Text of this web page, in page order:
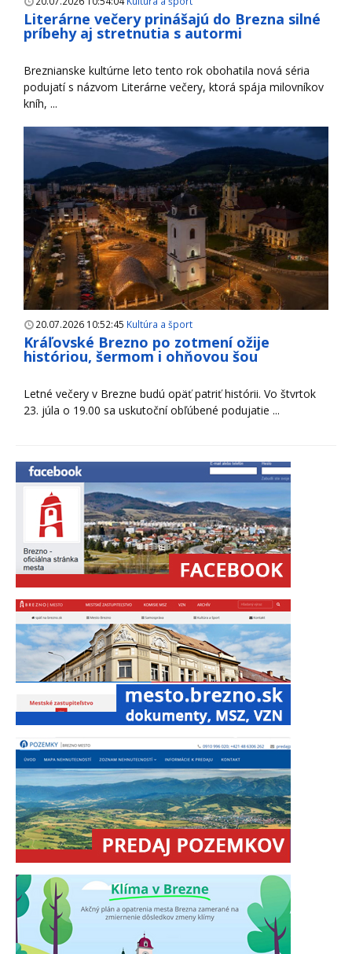
Literárne večery prinášajú do Brezna silné
príbehy aj stretnutia s autormi
Breznianske kultúrne leto tento rok obohatila nová séria
podujatí s názvom Literárne večery, ktorá spája milovníkov
kníh, ...
20.07.2026 10:52:45 Kultúra a šport
Kráľovské Brezno po zotmení ožije
históriou, šermom i ohňovou šou
Letné večery v Brezne budú opäť patriť histórii. Vo štvrtok
23. júla o 19.00 sa uskutoční obľúbené podujatie ...